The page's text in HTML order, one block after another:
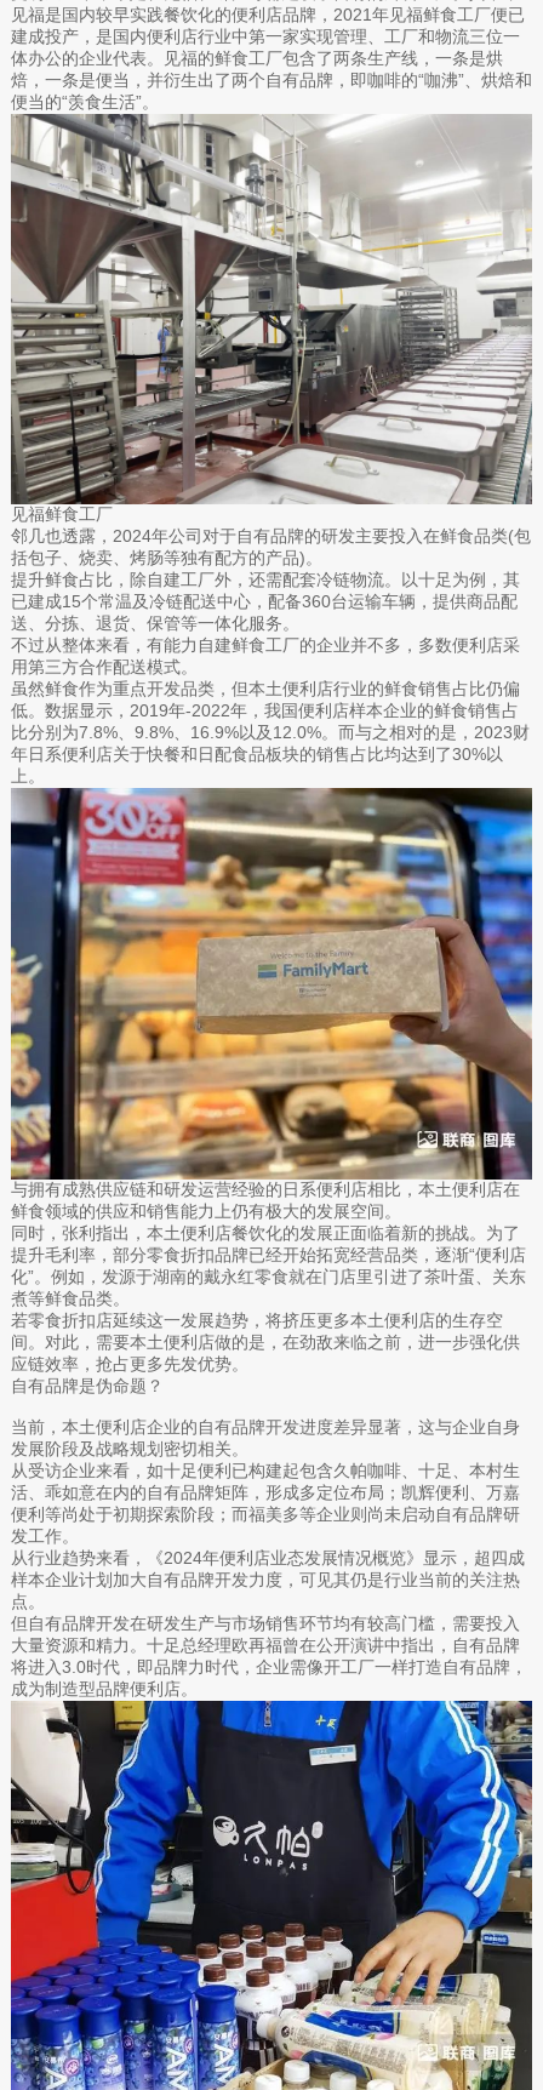
见福是国内较早实践餐饮化的便利店品牌，2021年见福鲜食工厂便已
建成投产，是国内便利店行业中第一家实现管理、工厂和物流三位一
体办公的企业代表。见福的鲜食工厂包含了两条生产线，一条是烘
焙，一条是便当，并衍生出了两个自有品牌，即咖啡的“咖沸”、烘焙和
便当的“羡食生活”。
见福鲜食工厂
邻几也透露，2024年公司对于自有品牌的研发主要投入在鲜食品类(包
括包子、烧卖、烤肠等独有配方的产品)。
提升鲜食占比，除自建工厂外，还需配套冷链物流。以十足为例，其
已建成15个常温及冷链配送中心，配备360台运输车辆，提供商品配
送、分拣、退货、保管等一体化服务。
不过从整体来看，有能力自建鲜食工厂的企业并不多，多数便利店采
用第三方合作配送模式。
虽然鲜食作为重点开发品类，但本土便利店行业的鲜食销售占比仍偏
低。数据显示，2019年-2022年，我国便利店样本企业的鲜食销售占
比分别为7.8%、9.8%、16.9%以及12.0%。而与之相对的是，2023财
年日系便利店关于快餐和日配食品板块的销售占比均达到了30%以
上。
与拥有成熟供应链和研发运营经验的日系便利店相比，本土便利店在
鲜食领域的供应和销售能力上仍有极大的发展空间。
同时，张利指出，本土便利店餐饮化的发展正面临着新的挑战。为了
提升毛利率，部分零食折扣品牌已经开始拓宽经营品类，逐渐“便利店
化”。例如，发源于湖南的戴永红零食就在门店里引进了茶叶蛋、关东
煮等鲜食品类。
若零食折扣店延续这一发展趋势，将挤压更多本土便利店的生存空
间。对此，需要本土便利店做的是，在劲敌来临之前，进一步强化供
应链效率，抢占更多先发优势。
自有品牌是伪命题？
当前，本土便利店企业的自有品牌开发进度差异显著，这与企业自身
发展阶段及战略规划密切相关。
从受访企业来看，如十足便利已构建起包含久帕咖啡、十足、本村生
活、乖如意在内的自有品牌矩阵，形成多定位布局；凯辉便利、万嘉
便利等尚处于初期探索阶段；而福美多等企业则尚未启动自有品牌研
发工作。
从行业趋势来看，《2024年便利店业态发展情况概览》显示，超四成
样本企业计划加大自有品牌开发力度，可见其仍是行业当前的关注热
点。
但自有品牌开发在研发生产与市场销售环节均有较高门槛，需要投入
大量资源和精力。十足总经理欧再福曾在公开演讲中指出，自有品牌
将进入3.0时代，即品牌力时代，企业需像开工厂一样打造自有品牌，
成为制造型品牌便利店。